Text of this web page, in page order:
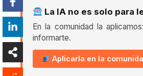
La IA no es solo para
En la comunidad la
informarte.
Aplicarla en la